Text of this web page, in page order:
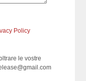
Policy
le vostre